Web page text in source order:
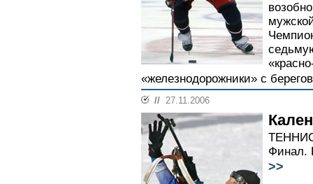
«железнодорожники» с
// 27.11.2006
Финал.
>>